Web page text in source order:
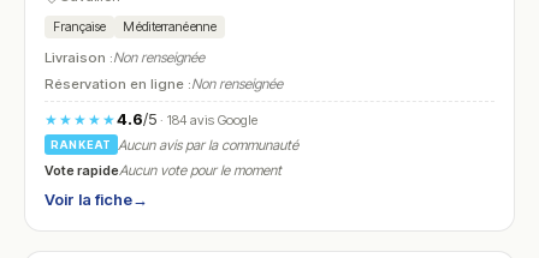
Française Méditerranéenne
Livraison :Non renseignée
Réservation en ligne :Non renseignée
★★★★★4.6/5· 184 avis Google
RANKEAT
Aucun avis par la communauté
Vote rapideAucun vote pour le moment
Voir la fiche→